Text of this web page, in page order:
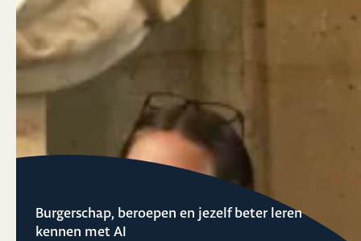
Burgerschap, beroepen en jezelf beter leren
kennen met AI